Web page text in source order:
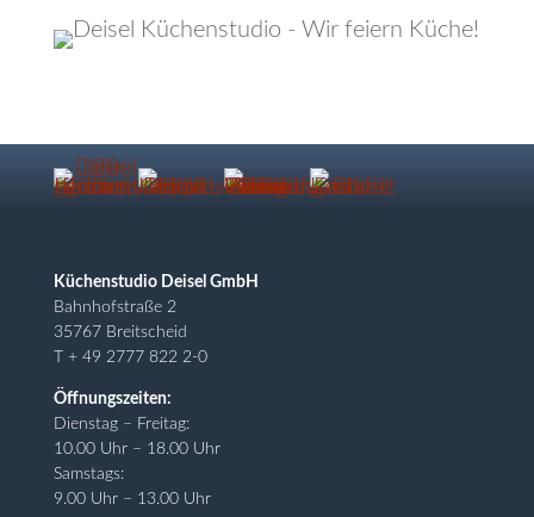
Küchenstudio Deisel GmbH
Bahnhofstraße 2
35767 Breitscheid
T + 49 2777 822 2-0
Öffnungszeiten:
Dienstag – Freitag:
10.00 Uhr – 18.00 Uhr
Samstags:
9.00 Uhr – 13.00 Uhr